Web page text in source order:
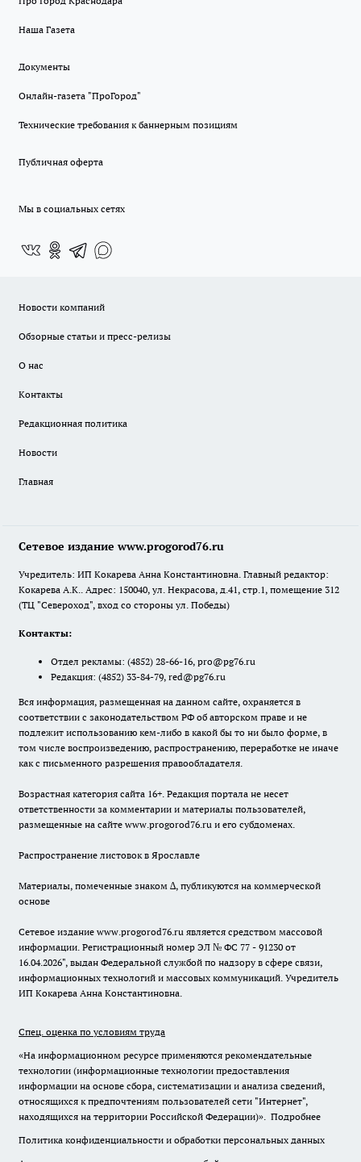
Наша Газета
Документы
Онлайн-газета "ПроГород"
Технические требования к баннерным позициям
Публичная оферта
Мы в социальных сетях
Новости компаний
Обзорные статьи и пресс-релизы
О нас
Контакты
Редакционная политика
Новости
Главная
Сетевое издание www.progorod76.ru
Учредитель: ИП Кокарева Анна Константиновна. Главный редактор:
Кокарева А.К.. Адрес: 150040, ул. Некрасова, д.41, стр.1, помещение 312
(ТЦ "Североход", вход со стороны ул. Победы)
Контакты:
Отдел рекламы: (4852) 28-66-16, pro@pg76.ru
Редакция: (4852) 33-84-79, red@pg76.ru
Вся информация, размещенная на данном сайте, охраняется в
соответствии с законодательством РФ об авторском праве и не
подлежит использованию кем-либо в какой бы то ни было форме, в
том числе воспроизведению, распространению, переработке не иначе
как с письменного разрешения правообладателя.
Возрастная категория сайта 16+. Редакция портала не несет
ответственности за комментарии и материалы пользователей,
размещенные на сайте www.progorod76.ru и его субдоменах.
Распространение листовок в Ярославле
Материалы, помеченные знаком ∆, публикуются на коммерческой
основе
Сетевое издание www.progorod76.ru является средством массовой
информации. Регистрационный номер ЭЛ № ФС 77 - 91230 от
16.04.2026", выдан Федеральной службой по надзору в сфере связи,
информационных технологий и массовых коммуникаций. Учредитель
ИП Кокарева Анна Константиновна.
Спец. оценка по условиям труда
«На информационном ресурсе применяются рекомендательные
технологии (информационные технологии предоставления
информации на основе сбора, систематизации и анализа сведений,
относящихся к предпочтениям пользователей сети "Интернет",
находящихся на территории Российской Федерации)». Подробнее
Политика конфиденциальности и обработки персональных данных